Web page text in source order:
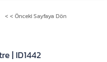
< < Önceki Sayfaya Dön
| ID1442